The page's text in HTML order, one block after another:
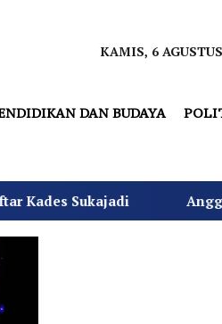
KAMIS, 6
DAN BUDAYA
Anggota DPRD Bekasi